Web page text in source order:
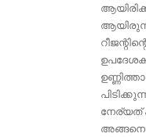
നേര്യത്
അങ്ങനെ